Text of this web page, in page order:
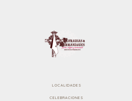
LOCALIDADES
CELEBRACIONES